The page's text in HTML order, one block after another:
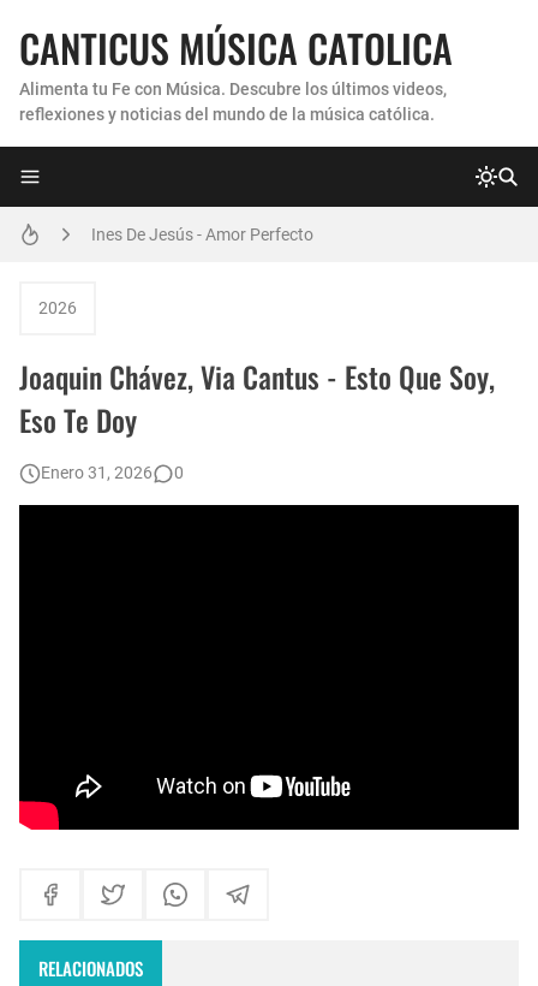
CANTICUS MÚSICA CATOLICA
Alimenta tu Fe con Música. Descubre los últimos videos,
reflexiones y noticias del mundo de la música católica.
Ines De Jesús - Amor Perfecto
Inés De Jesús - Vuelve A Mi
2026
Joaquin Chávez, Via Cantus - Esto Que Soy,
Eso Te Doy
Enero 31, 2026 0
RELACIONADOS